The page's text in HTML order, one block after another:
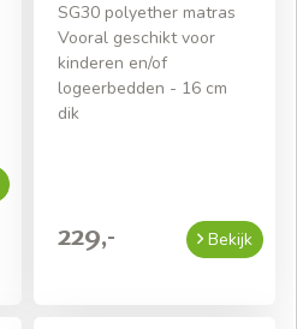
SG30 polyether matras
Vooral geschikt voor
kinderen en/of
logeerbedden - 16 cm
dik
229,- Bekijk